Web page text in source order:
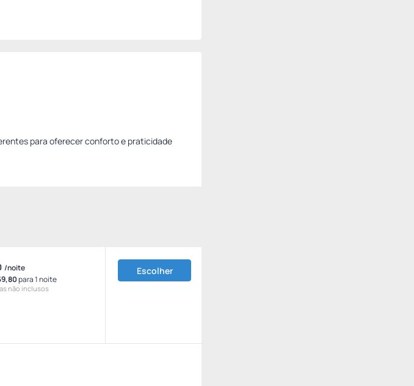
para oferecer conforto e praticidade
/noite
para 1 noite
não inclusos
Escolher